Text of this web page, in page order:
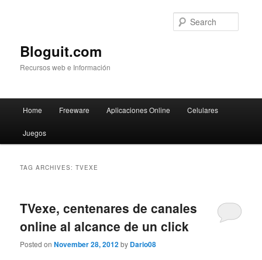
Bloguit.com
Recursos web e Información
Skip
to
Skip
to
Home Freeware Aplicaciones Online Celulares
Juegos
TAG ARCHIVES:TVEXE
TVexe, centenares de canales
online al alcance de un click
Posted onNovember 28, 2012by Dario08